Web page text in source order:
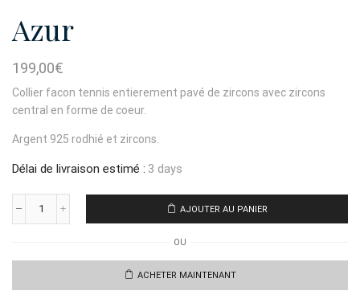
Azur
199,00€
Collier facon tennis entierement pavé de zircons avec zircons
central en forme de coeur.
Argent 925 rodhié et zircons.
Délai de livraison estimé : 3 days
quantité
Tennis
AJOUTER AU PANIER
OU
ACHETER MAINTENANT